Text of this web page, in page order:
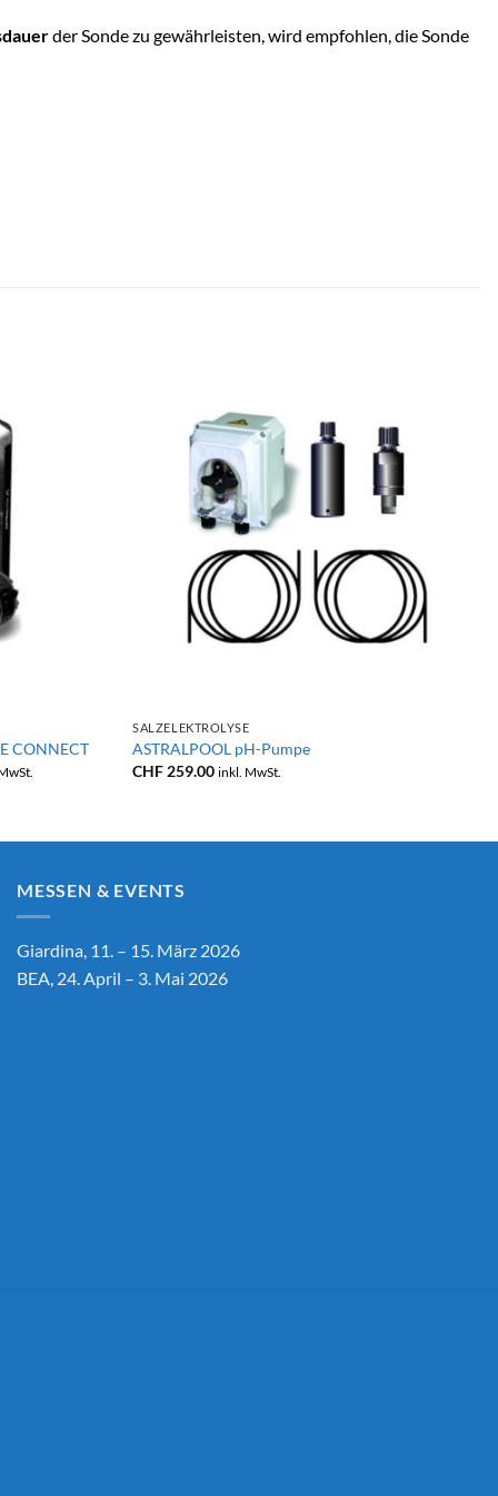
der Sonde zu gewährleisten, wird empfohlen, die Sonde
CONNECT
SALZELEKTROLYSE
ASTRALPOOL pH-Pumpe
CHF 259.00 inkl. MwSt.
MESSEN & EVENTS
Giardina, 11. – 15. März 2026
BEA, 24. April – 3. Mai 2026